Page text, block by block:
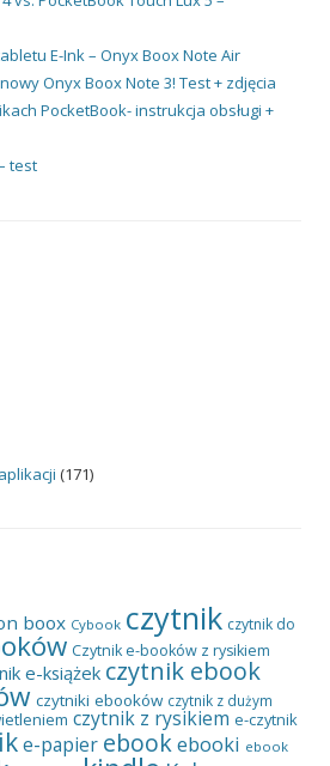
E-Ink – Onyx Boox Note Air
Onyx Boox Note 3! Test + zdjęcia
PocketBook- instrukcja obsługi +
test
(171)
boox Cybook czytnik czytnik do
Czytnik e-booków z rysikiem
e-książek czytnik ebook
czytniki ebooków czytnik z dużym
czytnik z rysikiem e-czytnik
e-papier ebookebooki ebook